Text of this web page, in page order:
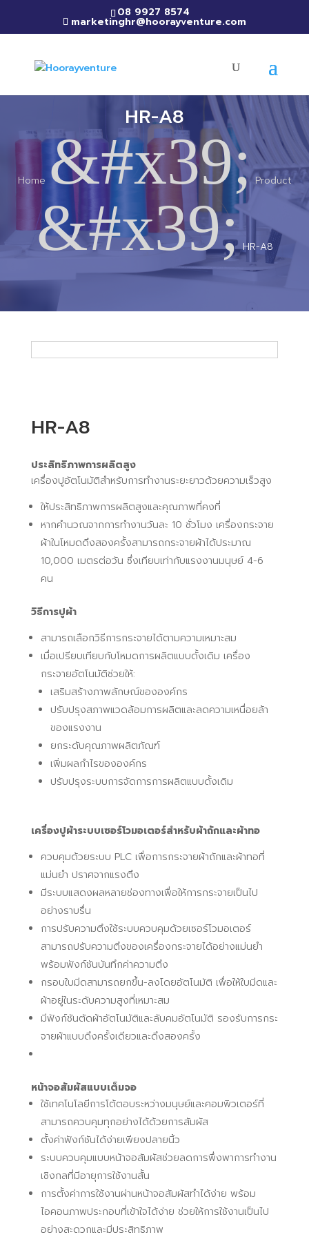
08 9927 8574
marketinghr@hoorayventure.com
HR-A8
Home &#x39; Product
&#x39; HR-A8
HR-A8
ประสิทธิภาพการผลิตสูง
เครื่องปูอัตโนมัติสำหรับการทำงานระยะยาวด้วยความเร็วสูง
ให้ประสิทธิภาพการผลิตสูงและคุณภาพที่คงที่
หากคำนวณจากการทำงานวันละ 10 ชั่วโมง เครื่องกระจาย
ผ้าในโหมดดึงสองครั้งสามารถกระจายผ้าได้ประมาณ
10,000 เมตรต่อวัน ซึ่งเทียบเท่ากับแรงงานมนุษย์ 4-6
คน
วิธีการปูผ้า
สามารถเลือกวิธีการกระจายได้ตามความเหมาะสม
เมื่อเปรียบเทียบกับโหมดการผลิตแบบดั้งเดิม เครื่อง
กระจายอัตโนมัติช่วยให้:
เสริมสร้างภาพลักษณ์ขององค์กร
ปรับปรุงสภาพแวดล้อมการผลิตและลดความเหนื่อยล้า
ของแรงงาน
ยกระดับคุณภาพผลิตภัณฑ์
เพิ่มผลกำไรขององค์กร
ปรับปรุงระบบการจัดการการผลิตแบบดั้งเดิม
เครื่องปูผ้าระบบเซอร์โวมอเตอร์สำหรับผ้าถักและผ้าทอ
ควบคุมด้วยระบบ PLC เพื่อการกระจายผ้าถักและผ้าทอที่
แม่นยำ ปราศจากแรงตึง
มีระบบแสดงผลหลายช่องทางเพื่อให้การกระจายเป็นไป
อย่างราบรื่น
การปรับความตึงใช้ระบบควบคุมด้วยเซอร์โวมอเตอร์
สามารถปรับความตึงของเครื่องกระจายได้อย่างแม่นยำ
พร้อมฟังก์ชันบันทึกค่าความตึง
กรอบใบมีดสามารถยกขึ้น-ลงโดยอัตโนมัติ เพื่อให้ใบมีดและ
ผ้าอยู่ในระดับความสูงที่เหมาะสม
มีฟังก์ชันตัดผ้าอัตโนมัติและลับคมอัตโนมัติ รองรับการกระ
จายผ้าแบบดึงครั้งเดียวและดึงสองครั้ง
หน้าจอสัมผัสแบบเต็มจอ
ใช้เทคโนโลยีการโต้ตอบระหว่างมนุษย์และคอมพิวเตอร์ที่
สามารถควบคุมทุกอย่างได้ด้วยการสัมผัส
ตั้งค่าฟังก์ชันได้ง่ายเพียงปลายนิ้ว
ระบบควบคุมแบบหน้าจอสัมผัสช่วยลดการพึ่งพาการทำงาน
เชิงกลที่มีอายุการใช้งานสั้น
การตั้งค่าการใช้งานผ่านหน้าจอสัมผัสทำได้ง่าย พร้อม
ไอคอนภาพประกอบที่เข้าใจได้ง่าย ช่วยให้การใช้งานเป็นไป
อย่างสะดวกและมีประสิทธิภาพ